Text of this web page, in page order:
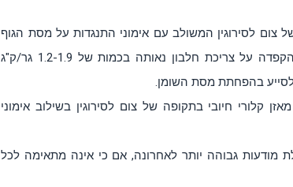
(2020) על ההשפעה של צום לסירוגין המשולב עם אימוני התנגדות על מסת הגוף
הרזה מרבית המחקרים שנכללו מצאו שצום לסירוגין עם הקפדה על צריכת חלבון נאותה בכמות של 1.2-1.9 גר/ק"ג
בהפחתת מסת השומן.
קלורי חיובי בתקופה של צום לסירוגין בשילוב אימוני
מודעות גבוהה יותר לאחרונה, אם כי אינה מתאימה לכל